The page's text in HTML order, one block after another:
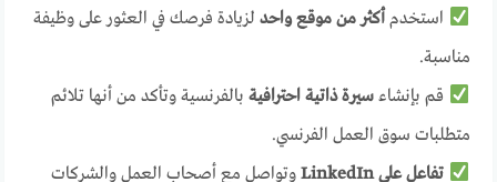
استخدم أكثر من موقع واحدلزيادة فرصك في العثور على وظيفة
مناسبة.
قم بإنشاء سيرة ذاتية احترافيةبالفرنسية وتأكد من أنها تلائم
متطلبات سوق العمل الفرنسي.
تفاعل على LinkedIn
وتواصل مع أصحاب العمل والشركات